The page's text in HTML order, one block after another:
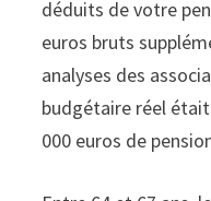
déduits de votre
euros bruts
analyses des
budgétaire réel était
000 euros de